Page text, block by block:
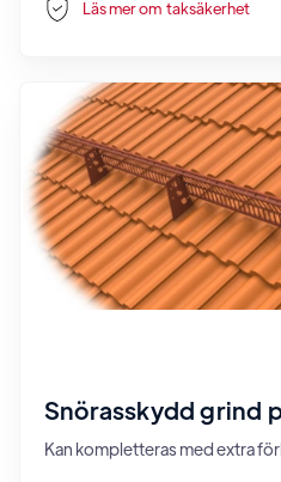
Läs mer om taksäkerhet
Snörasskydd grind
Kan kompletteras med extra